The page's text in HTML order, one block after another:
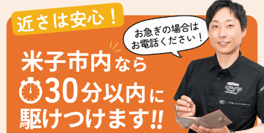
近さは安心！